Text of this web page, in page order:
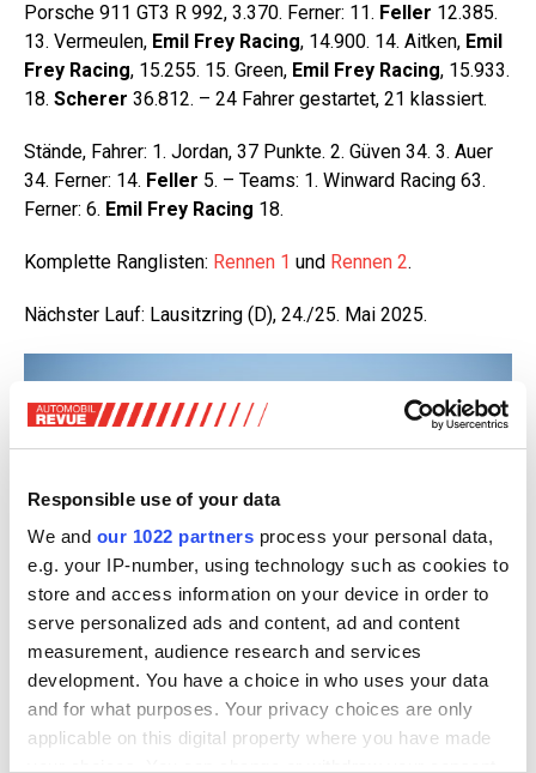
Responsible use of your data
We and our 1022 partners process your personal data,
e.g. your IP-number, using technology such as cookies to
store and access information on your device in order to
serve personalized ads and content, ad and content
measurement, audience research and services
development. You have a choice in who uses your data
and for what purposes. Your privacy choices are only
applicable on this digital property where you have made
Porsche 911 GT3 R 992, 3.370. Ferner: 11. Feller 12.385.
13. Vermeulen, Emil Frey Racing, 14.900. 14. Aitken, Emil
Frey Racing, 15.255. 15. Green, Emil Frey Racing, 15.933.
18. Scherer 36.812. – 24 Fahrer gestartet, 21 klassiert.
Stände, Fahrer: 1. Jordan, 37 Punkte. 2. Güven 34. 3. Auer
34. Ferner: 14. Feller 5. – Teams: 1. Winward Racing 63.
Ferner: 6. Emil Frey Racing 18.
Komplette Ranglisten: Rennen 1 und Rennen 2.
Nächster Lauf: Lausitzring (D), 24./25. Mai 2025.
Emil Frey Racing: Jack Aitken holte im ersten Rennen mit Platz sechs das beste
Resultat.